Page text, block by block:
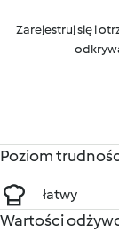
Zarejestruj się i
Poziom
łatwy
Wartości